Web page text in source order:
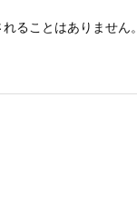
ることはありません。